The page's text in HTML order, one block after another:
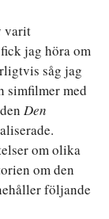
varit
jag höra om
såg jag
simfilmer med
Den
om olika
om den
följande